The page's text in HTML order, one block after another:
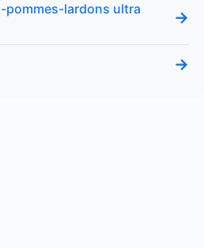
pommes-lardons ultra
→
→